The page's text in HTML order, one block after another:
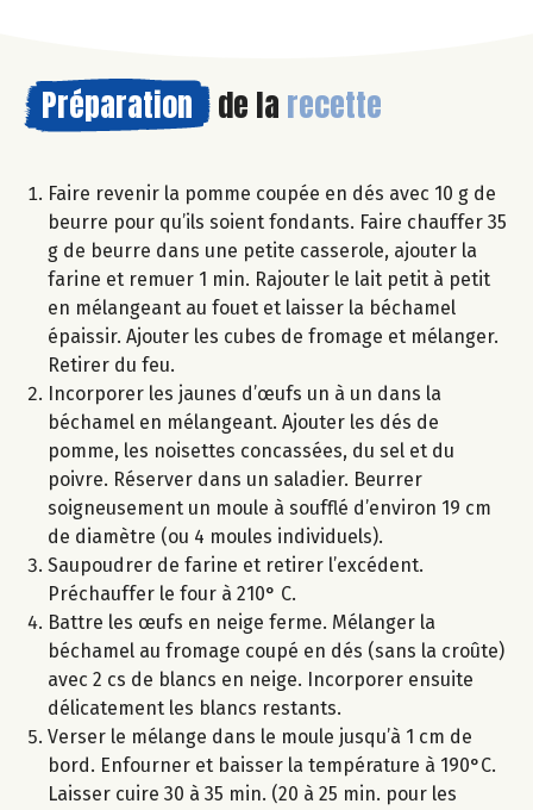
Préparation de la recette
Faire revenir la pomme coupée en dés avec 10 g de
beurre pour qu’ils soient fondants. Faire chauffer 35
g de beurre dans une petite casserole, ajouter la
farine et remuer 1 min. Rajouter le lait petit à petit
en mélangeant au fouet et laisser la béchamel
épaissir. Ajouter les cubes de fromage et mélanger.
Retirer du feu.
Incorporer les jaunes d’œufs un à un dans la
béchamel en mélangeant. Ajouter les dés de
pomme, les noisettes concassées, du sel et du
poivre. Réserver dans un saladier. Beurrer
soigneusement un moule à soufflé d’environ 19 cm
de diamètre (ou 4 moules individuels).
Saupoudrer de farine et retirer l’excédent.
Préchauffer le four à 210° C.
Battre les œufs en neige ferme. Mélanger la
béchamel au fromage coupé en dés (sans la croûte)
avec 2 cs de blancs en neige. Incorporer ensuite
délicatement les blancs restants.
Verser le mélange dans le moule jusqu’à 1 cm de
bord. Enfourner et baisser la température à 190°C.
Laisser cuire 30 à 35 min. (20 à 25 min. pour les